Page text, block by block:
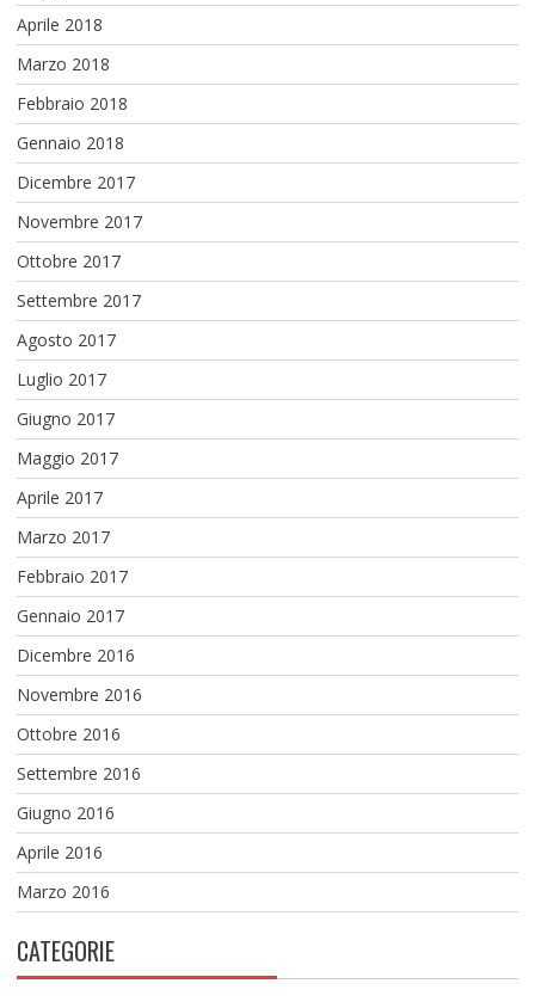
Aprile 2018
Marzo 2018
Febbraio 2018
Gennaio 2018
Dicembre 2017
Novembre 2017
Ottobre 2017
Settembre 2017
Agosto 2017
Luglio 2017
Giugno 2017
Maggio 2017
Aprile 2017
Marzo 2017
Febbraio 2017
Gennaio 2017
Dicembre 2016
Novembre 2016
Ottobre 2016
Settembre 2016
Giugno 2016
Aprile 2016
Marzo 2016
CATEGORIE